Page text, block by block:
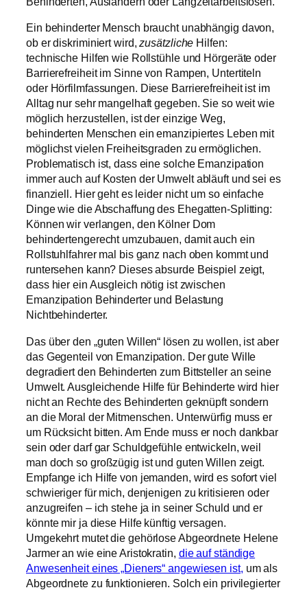
Ein behinderter Mensch braucht unabhängig davon,
ob er diskriminiert wird,zusätzliche Hilfen:
technische Hilfen wie Rollstühle und Hörgeräte oder
Barrierefreiheit im Sinne von Rampen, Untertiteln
oder Hörfilmfassungen. Diese Barrierefreiheit ist im
Alltag nur sehr mangelhaft gegeben. Sie so weit wie
möglich herzustellen, ist der einzige Weg,
behinderten Menschen ein emanzipiertes Leben mit
möglichst vielen Freiheitsgraden zu ermöglichen.
Problematisch ist, dass eine solche Emanzipation
immer auch auf Kosten der Umwelt abläuft und sei es
finanziell. Hier geht es leider nicht um so einfache
Dinge wie die Abschaffung des Ehegatten-Splitting:
Können wir verlangen, den Kölner Dom
behindertengerecht umzubauen, damit auch ein
Rollstuhlfahrer mal bis ganz nach oben kommt und
runtersehen kann? Dieses absurde Beispiel zeigt,
dass hier ein Ausgleich nötig ist zwischen
Emanzipation Behinderter und Belastung
Nichtbehinderter.
Das über den „guten Willen“ lösen zu wollen, ist aber
das Gegenteil von Emanzipation. Der gute Wille
degradiert den Behinderten zum Bittsteller an seine
Umwelt. Ausgleichende Hilfe für Behinderte wird hier
nicht an Rechte des Behinderten geknüpft sondern
an die Moral der Mitmenschen. Unterwürfig muss er
um Rücksicht bitten. Am Ende muss er noch dankbar
sein oder darf gar Schuldgefühle entwickeln, weil
man doch so großzügig ist und guten Willen zeigt.
Empfange ich Hilfe von jemanden, wird es sofort viel
schwieriger für mich, denjenigen zu kritisieren oder
anzugreifen – ich stehe ja in seiner Schuld und er
könnte mir ja diese Hilfe künftig versagen.
Umgekehrt mutet die gehörlose Abgeordnete Helene
Jarmer an wie eine Aristokratin, die auf ständige
Anwesenheit eines „Dieners“ angewiesen ist, um als
Abgeordnete zu funktionieren. Solch ein privilegierter